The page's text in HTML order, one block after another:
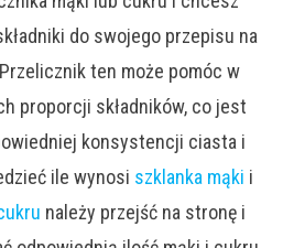
do swojego przepisu na
ten może pomóc w
proporcji składników, co jest
konsystencji ciasta i
ile wynosi szklanka mąki i
należy przejść na stronę i